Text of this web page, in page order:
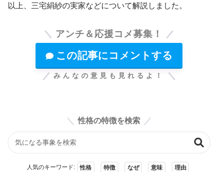
以上、三宅絹紗の実家などについて解説しました。
アンチ＆応援コメ募集！
この記事にコメントする
みんなの意見も見れるよ！
性格の特徴を検索
人気のキーワード: 性格 特徴 なぜ 意味 理由